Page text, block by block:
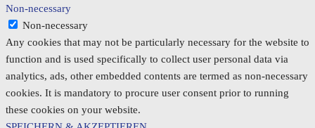
Non-necessary
Non-necessary
Any cookies that may not be particularly necessary for the website to
function and is used specifically to collect user personal data via
analytics, ads, other embedded contents are termed as non-necessary
cookies. It is mandatory to procure user consent prior to running
these cookies on your website.